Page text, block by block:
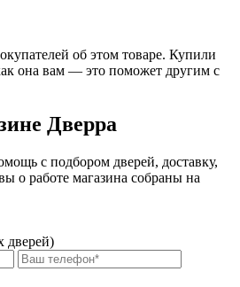
об этом товаре. Купили
она вам — это поможет другим с
Дверра
с подбором дверей, доставку,
о работе магазина собраны на
дверей)